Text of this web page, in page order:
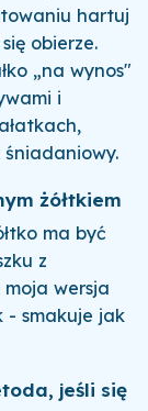
hartuj
obierze.
„na wynos"
i
żółtkiem
ma być
z
moja wersja
- smakuje jak
jeśli się